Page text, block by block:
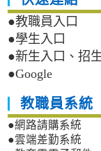
●教職員入口
●學生入口
●新生入口、招
●Google
教職員系統
●網路請購系統
●雲端差勤系統